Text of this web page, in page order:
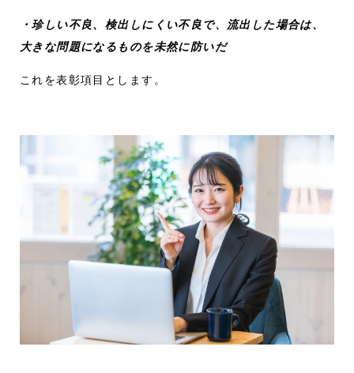
・珍しい不良、検出しにくい不良で、流出した場合は、
大きな問題になるものを未然に防いだ
これを表彰項目とします。